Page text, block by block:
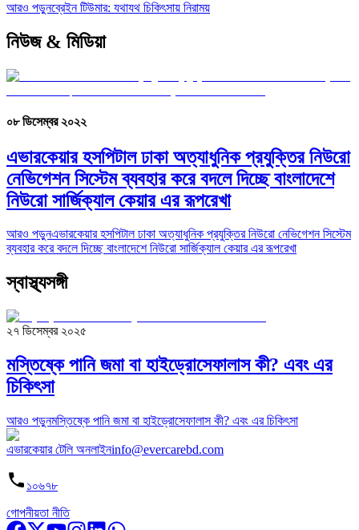
আরও পড়ুনব্রেইন টিউমার: যথাযথ চিকিৎসায় নিরাময়
নিউজ & মিডিয়া
০৮ ডিসেম্বর ২০২২
এভারকেয়ার হসপিটাল ঢাকা অত্যাধুনিক প্রযুক্তির নিউরো
নেভিগেশন সিস্টেম ব্যবহার করে বদলে দিচ্ছে বাংলাদেশে
নিউরো সার্জিক্যাল কেয়ার এর রূপরেখা
আরও পড়ুনএভারকেয়ার হসপিটাল ঢাকা অত্যাধুনিক প্রযুক্তির নিউরো নেভিগেশন সিস্টেম
ব্যবহার করে বদলে দিচ্ছে বাংলাদেশে নিউরো সার্জিক্যাল কেয়ার এর রূপরেখা
স্বাস্থ্যসঙ্গী
২৭ ডিসেম্বর ২০২৫
মস্তিষ্কে পানি জমা বা হাইড্রোসেফালাস কী? এবং এর
চিকিৎসা
আরও পড়ুনমস্তিষ্কে পানি জমা বা হাইড্রোসেফালাস কী? এবং এর চিকিৎসা
এভারকেয়ার টেলি অনলাইনinfo@evercarebd.com
১০৬৭৮
গোপনীয়তা নীতি